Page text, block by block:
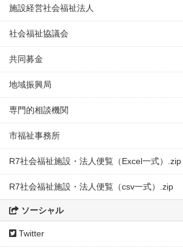
施設経営社会福祉法人
社会福祉協議会
共同募金
地域振興局
専門的相談機関
市福祉事務所
R7社会福祉施設・法人便覧（Excel一式）.zip
R7社会福祉施設・法人便覧（csv一式）.zip
ソーシャル
Twitter